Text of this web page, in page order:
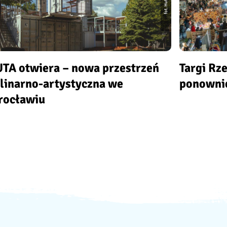
fot. Huta
otwiera – nowa przestrzeń
artystyczna we
Targi